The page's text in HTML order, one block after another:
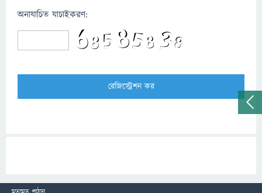
অনাযাচিত যাচাইকরণ: